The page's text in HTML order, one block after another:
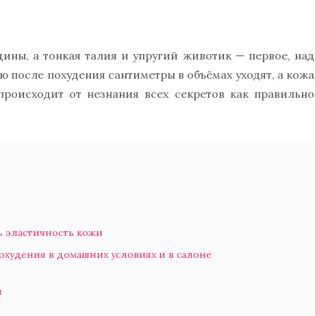
а тонкая талия и упругий животик — первое, над
после похудения сантиметры в объёмах уходят, а кожа
от незнания всех секретов как правильно
эластичность кожи
в домашних условиях и в салоне